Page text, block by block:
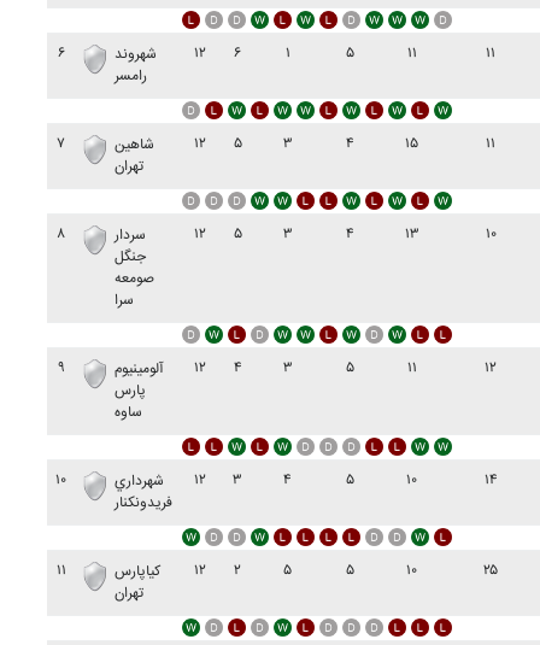
۶
شهروند
رامسر
۱۲ ۶ ۱ ۵ ۱۱ ۱۱
۷
شاهين
تهران
۱۲ ۵ ۳ ۴ ۱۵ ۱۱
۸
سردار
جنگل
صومعه
سرا
۱۲ ۵ ۳ ۴ ۱۳ ۱۰
۹
آلومينيوم
پارس
ساوه
۱۲ ۴ ۳ ۵ ۱۱ ۱۲
۱۰
شهرداري
فريدونکنار
۱۲ ۳ ۴ ۵ ۱۰ ۱۴
۱۱
کياپارس
تهران
۱۲ ۲ ۵ ۵ ۱۰ ۲۵